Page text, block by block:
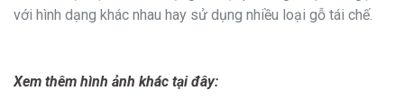
với hình dạng khác nhau hay sử dụng nhiều loại gỗ tái chế.
Xem thêm hình ảnh khác tại đây: